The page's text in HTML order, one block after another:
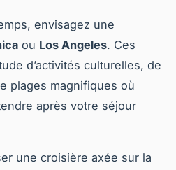
envisagez une
ou Los Angeles. Ces
d’activités culturelles, de
plages magnifiques où
après votre séjour
une croisière axée sur la